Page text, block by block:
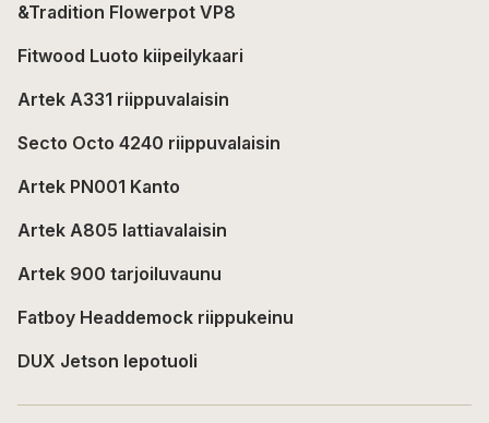
&Tradition Flowerpot VP8
Fitwood Luoto kiipeilykaari
Artek A331 riippuvalaisin
Secto Octo 4240 riippuvalaisin
Artek PN001 Kanto
Artek A805 lattiavalaisin
Artek 900 tarjoiluvaunu
Fatboy Headdemock riippukeinu
DUX Jetson lepotuoli